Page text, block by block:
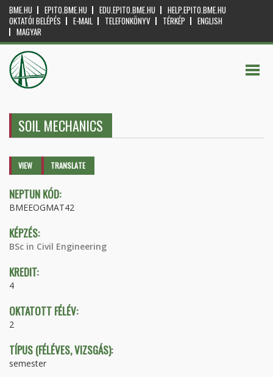
BME.HU EPITO.BME.HU EDU.EPITO.BME.HU
HELP.EPITO.BME.HU
OKTATÓI BELÉPÉS
E-MAIL TELEFONKÖNYV TÉRKÉP
ENGLISH
MAGYAR
SOIL MECHANICS
Primary tabs
VIEW (ACTIVETRANSLATE
NEPTUN KÓD:
BMEEOGMAT42
KÉPZÉS:
BSc in Civil Engineering
KREDIT:
4
OKTATOTT FÉLÉV:
2
TÍPUS (FÉLÉVES, VIZSGÁS):
semester